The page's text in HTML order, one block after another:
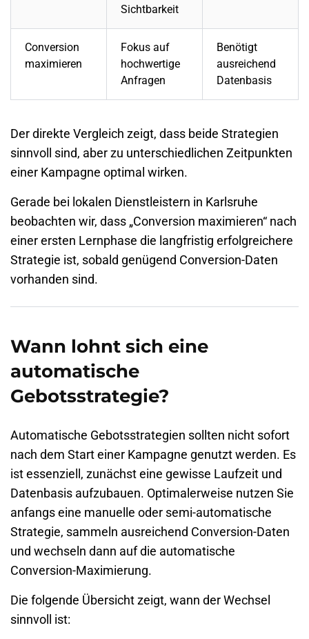
Sichtbarkeit
Conversion
maximieren
Fokus auf
hochwertige
Anfragen
Benötigt
ausreichend
Datenbasis
Der direkte Vergleich zeigt, dass beide Strategien
sinnvoll sind, aber zu unterschiedlichen Zeitpunkten
einer Kampagne optimal wirken.
Gerade bei lokalen Dienstleistern in Karlsruhe
beobachten wir, dass „Conversion maximieren“ nach
einer ersten Lernphase die langfristig erfolgreichere
Strategie ist, sobald genügend Conversion-Daten
vorhanden sind.
Wann lohnt sich eine
automatische
Gebotsstrategie?
Automatische Gebotsstrategien sollten nicht sofort
nach dem Start einer Kampagne genutzt werden. Es
ist essenziell, zunächst eine gewisse Laufzeit und
Datenbasis aufzubauen. Optimalerweise nutzen Sie
anfangs eine manuelle oder semi-automatische
Strategie, sammeln ausreichend Conversion-Daten
und wechseln dann auf die automatische
Conversion-Maximierung.
Die folgende Übersicht zeigt, wann der Wechsel
sinnvoll ist: